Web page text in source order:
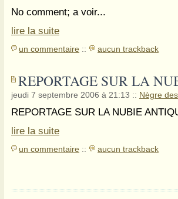
No comment; a voir...
lire la suite
un commentaire :: aucun trackback
REPORTAGE SUR LA
jeudi 7 septembre 2006 à 21:13 :: Nègre
REPORTAGE SUR LA NUBIE
lire la suite
un commentaire :: aucun trackback